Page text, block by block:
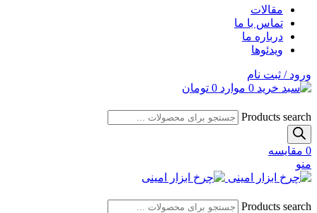
مقالات
تماس با ما
درباره ما
ویدئوها
ورود / ثبت نام
0 موارد 0 تومان
Products search
0 مقایسه
منو
Products search